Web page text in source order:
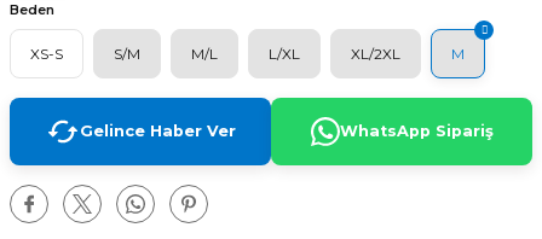
Beden
XS-S S/M M/L L/XL XL/2XL M
Gelince Haber Ver WhatsApp Sipariş